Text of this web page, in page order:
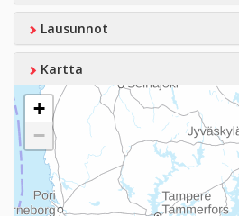
Lausunnot
Kartta
+
−